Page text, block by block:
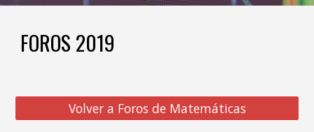
FOROS 2019
Volver a Foros de Matemáticas